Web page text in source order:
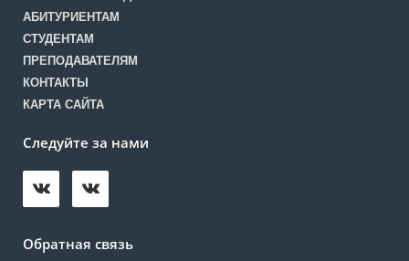
АБИТУРИЕНТАМ
СТУДЕНТАМ
ПРЕПОДАВАТЕЛЯМ
КОНТАКТЫ
КАРТА САЙТА
Следуйте за нами
Обратная связь